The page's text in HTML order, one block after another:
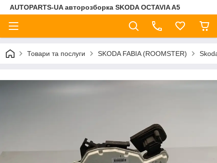
AUTOPARTS-UA авторозборка SKODA OCTAVIA A5
Товари та послуги SKODA FABIA (ROOMSTER)